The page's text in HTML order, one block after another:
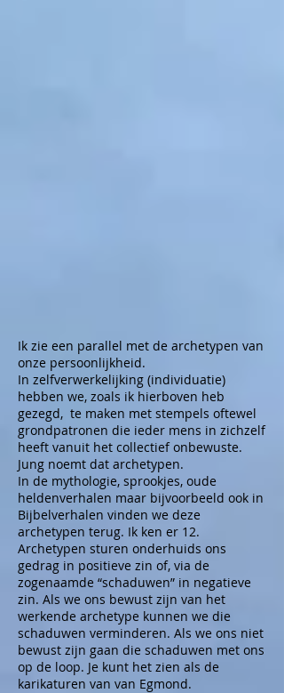
Ik zie een parallel met de archetypen van
onze persoonlijkheid.
In zelfverwerkelijking (individuatie)
hebben we, zoals ik hierboven heb
gezegd, te maken met stempels oftewel
grondpatronen die ieder mens in zichzelf
heeft vanuit het collectief onbewuste.
Jung noemt dat archetypen.
In de mythologie, sprookjes, oude
heldenverhalen maar bijvoorbeeld ook in
Bijbelverhalen vinden we deze
archetypen terug. Ik ken er 12.
Archetypen sturen onderhuids ons
gedrag in positieve zin of, via de
zogenaamde “schaduwen” in negatieve
zin. Als we ons bewust zijn van het
werkende archetype kunnen we die
schaduwen verminderen. Als we ons niet
bewust zijn gaan die schaduwen met ons
op de loop. Je kunt het zien als de
karikaturen van van Egmond.